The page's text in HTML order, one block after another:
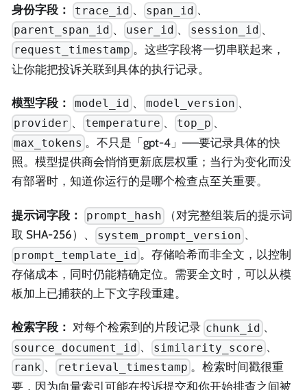
身份字段： trace_id 、 span_id 、
parent_span_id 、 user_id 、 session_id 、
request_timestamp 。这些字段将一切串联起来，
让你能把投诉关联到具体的执行记录。
模型字段： model_id 、 model_version 、
provider 、 temperature 、 top_p 、
max_tokens 。不只是「gpt-4」——要记录具体的快
照。模型提供商会悄悄更新底层权重；当行为变化而没
有部署时，知道你运行的是哪个检查点至关重要。
提示词字段： prompt_hash
（对完整组装后的提示词
取 SHA-256）、
system_prompt_version 、
prompt_template_id 。存储哈希而非全文，以控制
存储成本，同时仍能精确定位。需要全文时，可以从模
板加上已捕获的上下文字段重建。
检索字段： 对每个检索到的片段记录 chunk_id 、
source_document_id 、 similarity_score 、
rank 、 retrieval_timestamp 。检索时间戳很重
要，因为向量索引可能在投诉提交和你开始排查之间被